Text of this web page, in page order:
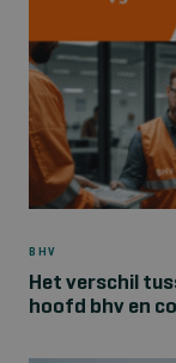
BHV
Het verschil
hoofd bhv en